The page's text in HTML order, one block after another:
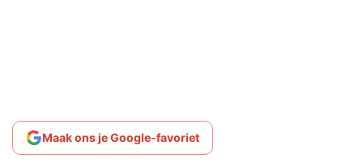
Maak ons je Google-favoriet